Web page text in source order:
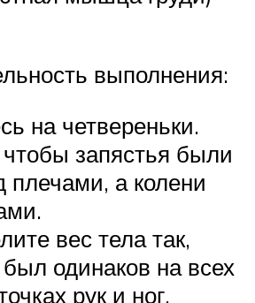
выполнения:
на четвереньки.
запястья были
плечами, а колени
вес тела так,
одинаков на всех
рук и ног.